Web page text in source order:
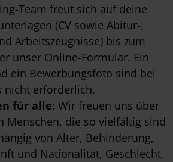
Team freut sich auf deine
(CV sowie Abitur-,
Arbeitszeugnisse) bis zum
unser Online-Formular. Ein
ein Bewerbungsfoto sind bei
nicht erforderlich.
für alle: Wir freuen uns über
Menschen, die so vielfältig sind
von Alter, Behinderung,
und Nationalität, Geschlecht,